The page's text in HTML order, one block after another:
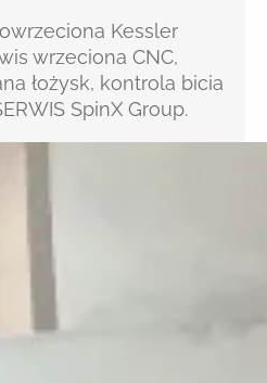
Kessler
wrzeciona CNC,
łożysk, kontrola bicia
SpinX Group.